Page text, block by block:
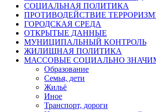
СОЦИАЛЬНАЯ ПОЛИТИКА
ПРОТИВОДЕЙСТВИЕ
ГОРОДСКАЯ СРЕДА
ОТКРЫТЫЕ ДАННЫЕ
МУНИЦИПАЛЬНЫЙ КОНТРОЛЬ
ЖИЛИЩНАЯ ПОЛИТИКА
МАССОВЫЕ СОЦИАЛЬНО
Образование
Семья, дети
Жильё
Иное
Транспорт, дороги